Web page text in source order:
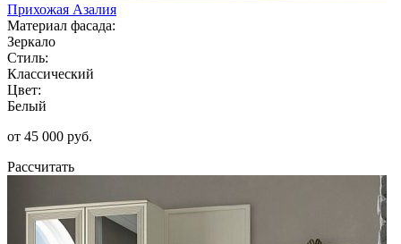
Прихожая Азалия
Материал фасада:
Зеркало
Стиль:
Классический
Цвет:
Белый
от 45 000 руб.
Рассчитать